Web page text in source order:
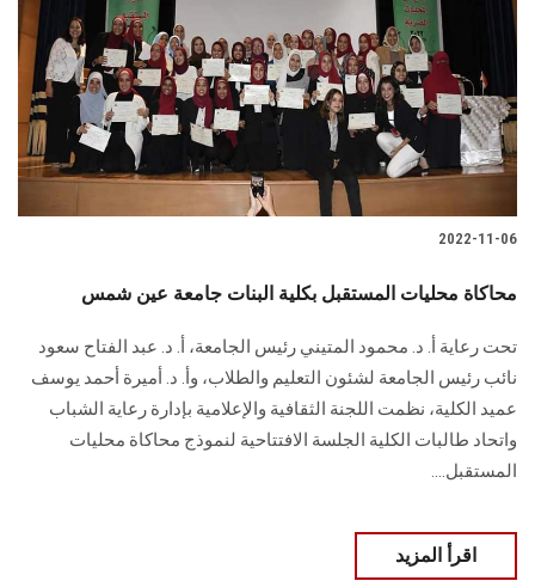
الطلاب
هيئة التدريس
الدراسات العليا
الزائـرون
سجل الان
2022-11-06
محاكاة محليات المستقبل بكلية البنات جامعة عين شمس
تحت رعاية أ. د. محمود المتيني رئيس الجامعة، أ. د. عبد الفتاح سعود
نائب رئيس الجامعة لشئون التعليم والطلاب، وأ. د. أميرة أحمد يوسف
عميد الكلية، نظمت اللجنة الثقافية والإعلامية بإدارة رعاية الشباب
واتحاد طالبات الكلية الجلسة الافتتاحية لنموذج محاكاة محليات
المستقبل....
اقرأ المزيد